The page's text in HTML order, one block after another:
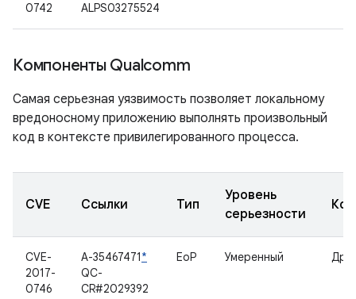
0742
ALPS03275524
Компоненты Qualcomm
Самая серьезная уязвимость позволяет локальному
вредоносному приложению выполнять произвольный
код в контексте привилегированного процесса.
CVE Ссылки Тип
Уровень
серьезности
CVE-
2017-
0746
A-35467471*
QC-
CR#2029392
EoP Умеренный